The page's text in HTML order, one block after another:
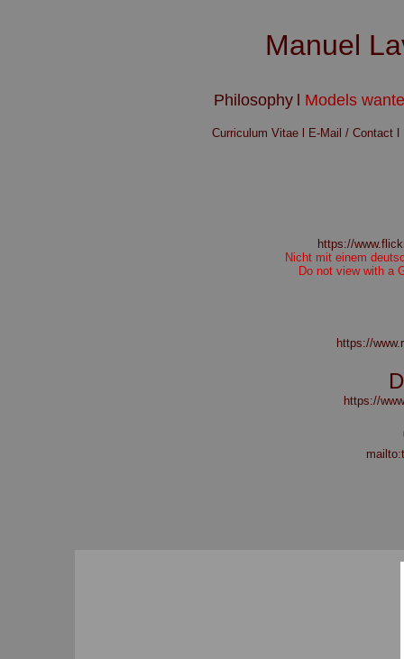
Manuel
Philosophy Models
Curriculum Vitae E-Mail / Contact l
https://
Nicht mit einem
Do not view with a
https://
https://